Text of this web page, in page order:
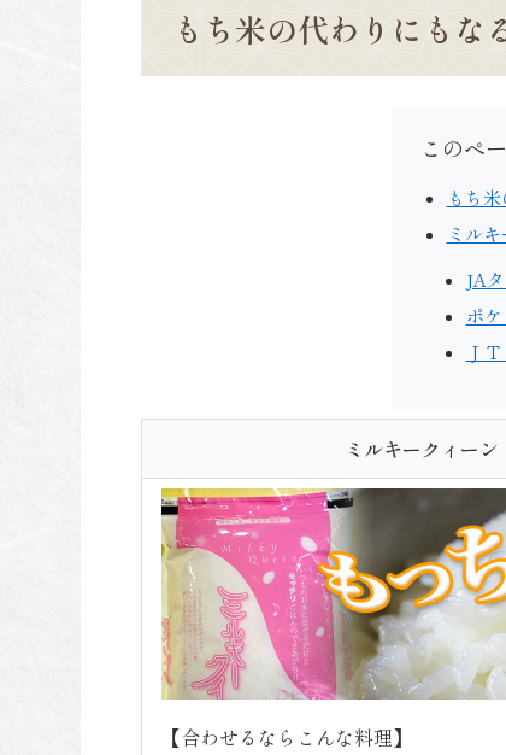
もち米の代わりにもな
このペ
もち
ミル
JA
ポ
Ｊ
ミルキークィーン
【合わせるならこんな料理】